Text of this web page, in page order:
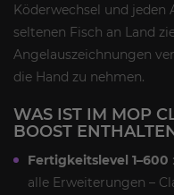
Köderwechsel und jeden
seltenen Fisch an Land
Angelauszeichnungen
die Hand zu nehmen.
WAS IST IM MOP
BOOST
Fertigkeitslevel 1–600
alle Erweiterungen –